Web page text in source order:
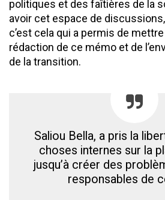
politiques et des faîtières de la
avoir cet espace de discussions,
c’est cela qui a permis de
rédaction de ce mémo et de
de la transition.
Saliou Bella, a pris la
choses internes sur la
jusqu’à créer des
responsables de